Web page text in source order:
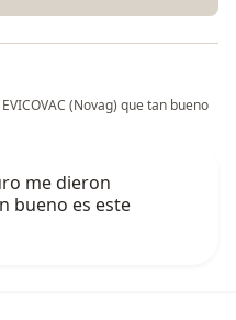
(Novag) que tan bueno
me dieron
bueno es este